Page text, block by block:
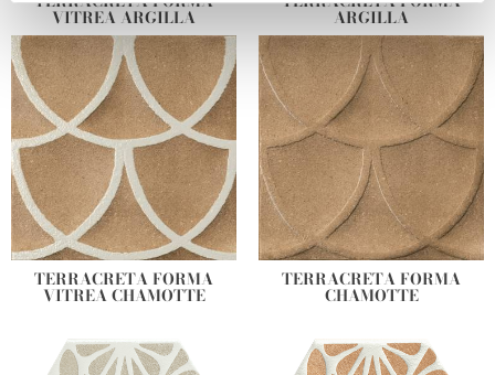
We use cookies to personalise content and ads, to
provide social media features and to analyse our traffic.
We also share information about your use of our site with
our social media, advertising and analytics partners who
may combine it with other information that you’ve
provided to them or that they’ve collected from your use
of their services.
VITREA ARGILLA ARGILLA
TERRACRETA FORMA
VITREA CHAMOTTE
TERRACRETA FORMA
CHAMOTTE